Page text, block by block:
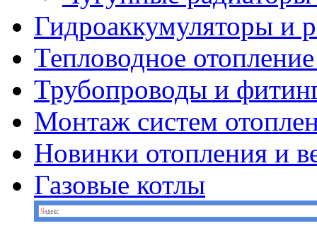
Гидроаккумуляторы и
Тепловодное
Трубопроводы и
Монтаж систем
Новинки отопления и
Газовые котлы